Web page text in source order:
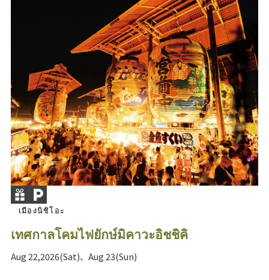
เมืองนิชิโอะ
เทศกาลโคมไฟยักษ์มิคาวะอิชชิคิ
Aug 22,2026(Sat)、Aug 23(Sun)